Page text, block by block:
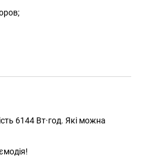
6144 Вт·год. Які можна